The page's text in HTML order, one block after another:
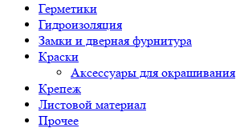
Герметики
Гидроизоляция
Замки и дверная фурнитура
Краски
Аксессуары для окрашивания
Крепеж
Листовой материал
Прочее